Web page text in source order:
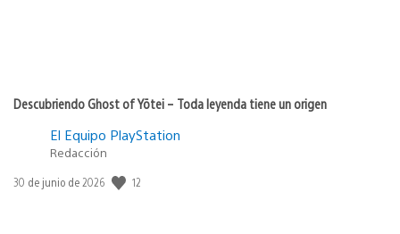
Descubriendo Ghost of Yōtei – Toda leyenda tiene un origen
El Equipo PlayStation
Redacción
Fecha
30 de junio de 2026 12